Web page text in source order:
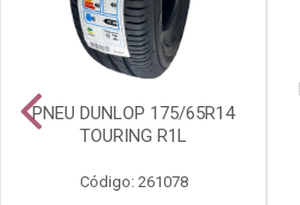
PNEU DUNLOP 175/65R14
TOURING R1L
Código: 261078